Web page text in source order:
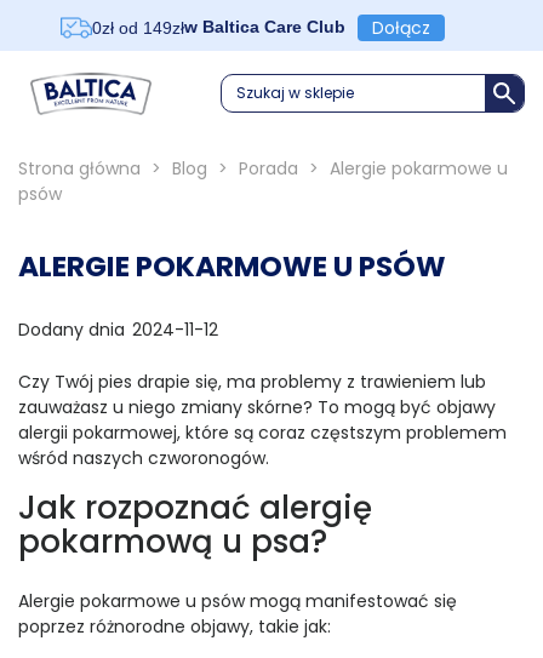
0zł od 149złw Baltica Care Club Dołącz
Szukaj w sklepie
Strona główna > Blog > Porada > Alergie pokarmowe u
psów
ALERGIE POKARMOWE U PSÓW
Dodany dnia 2024-11-12
Czy Twój pies drapie się, ma problemy z trawieniem lub
zauważasz u niego zmiany skórne? To mogą być objawy
alergii pokarmowej, które są coraz częstszym problemem
wśród naszych czworonogów.
Jak rozpoznać alergię
pokarmową u psa?
Alergie pokarmowe u psów mogą manifestować się
poprzez różnorodne objawy, takie jak: